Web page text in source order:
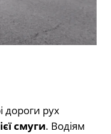
дороги рух
смуги. Водіям